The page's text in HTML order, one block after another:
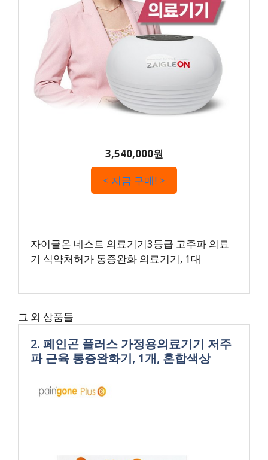
3,540,000원
< 지금 구매! >
자이글온 네스트 의료기기3등급 고주파 의료
기 식약처허가 통증완화 의료기기, 1대
그 외 상품들
2. 페인곤 플러스 가정용의료기기 저주
파 근육 통증완화기, 1개, 혼합색상